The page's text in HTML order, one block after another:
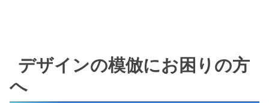
デザインの模倣にお困りの方
へ